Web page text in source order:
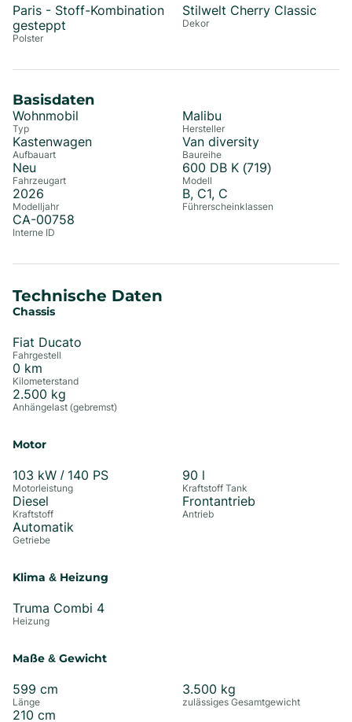
Paris - Stoff-Kombination
gesteppt
Polster
Stilwelt Cherry Classic
Dekor
Basisdaten
Wohnmobil
Typ
Kastenwagen
Aufbauart
Neu
Fahrzeugart
2026
Modelljahr
CA-00758
Interne ID
Malibu
Hersteller
Van diversity
Baureihe
600 DB K (719)
Modell
B, C1, C
Führerscheinklassen
Technische Daten
Chassis
Fiat Ducato
Fahrgestell
0 km
Kilometerstand
2.500 kg
Anhängelast (gebremst)
Motor
103 kW / 140 PS
Motorleistung
Diesel
Kraftstoff
Automatik
Getriebe
90 l
Kraftstoff Tank
Frontantrieb
Antrieb
Klima & Heizung
Truma Combi 4
Heizung
Maße & Gewicht
599 cm
Länge
210 cm
3.500 kg
zulässiges Gesamtgewicht